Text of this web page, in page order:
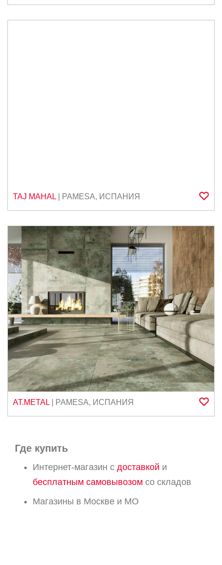
TAJ MAHAL PAMESA, ИСПАНИЯ
AT.METAL PAMESA, ИСПАНИЯ
Где купить
Интернет-магазин с доставкой и
бесплатным самовывозом со складов
Магазины в Москве и МО